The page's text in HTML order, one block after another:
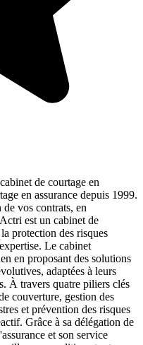
de courtage en
en assurance depuis 1999.
vos contrats, en
est un cabinet de
protection des risques
Le cabinet
en proposant des solutions
adaptées à leurs
À travers quatre piliers clés
couverture, gestion des
et prévention des risques
Grâce à sa délégation de
et son service